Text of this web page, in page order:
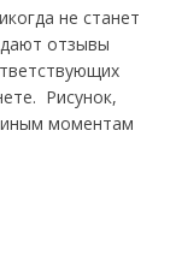
не станет
отзывы
Рисунок,
моментам